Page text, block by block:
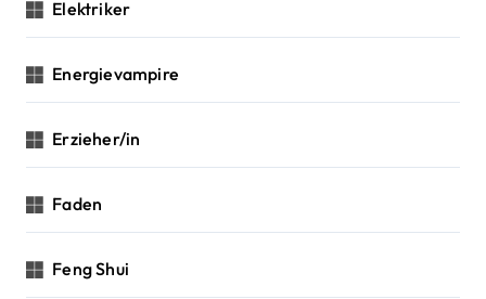
Elektriker
Energievampire
Erzieher/in
Faden
Feng Shui